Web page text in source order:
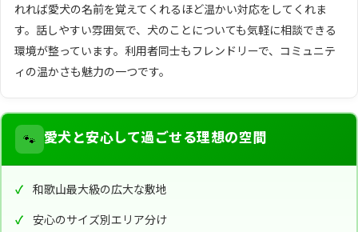
れれば愛犬の名前を覚えてくれるほど温かい対応をしてくれま
す。話しやすい雰囲気で、犬のことについても気軽に相談できる
環境が整っています。利用者同士もフレンドリーで、コミュニテ
ィの温かさも魅力の一つです。
🐾 愛犬と安心して過ごせる理想の空間
和歌山最大級の広大な敷地
安心のサイズ別エリア分け